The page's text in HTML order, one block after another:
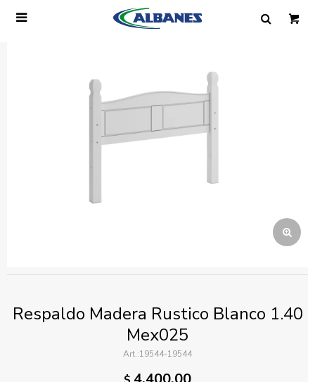

Respaldo Madera Rustico Blanco 1.40
Mex025
19544-19544
Correo electrónico